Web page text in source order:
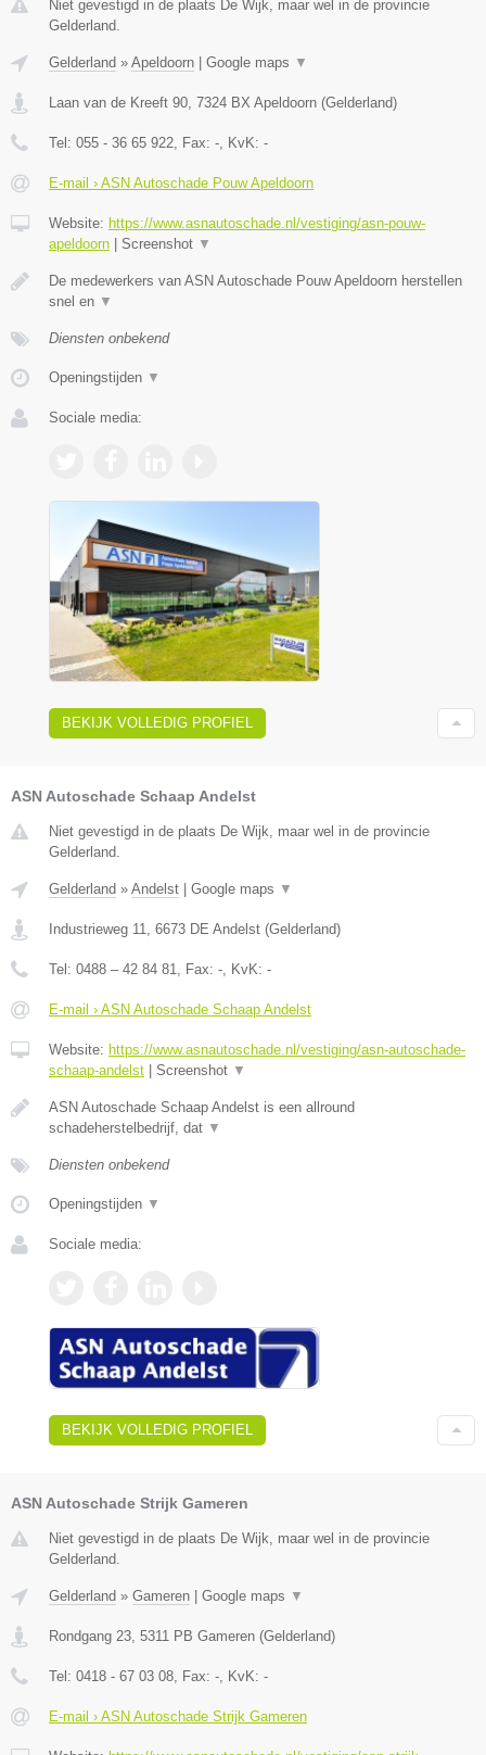
Niet gevestigd in de plaats De Wijk, maar wel in de provincie
Gelderland.
Gelderland » Apeldoorn Google maps ▼
Laan van de Kreeft 90, 7324 BX Apeldoorn (Gelderland)
Tel: 055 - 36 65 922, Fax: -, KvK: -
E-mail › ASN Autoschade Pouw Apeldoorn
Website: https://www.asnautoschade.nl/vestiging/asn-pouw-
apeldoorn
Screenshot ▼
De medewerkers van ASN Autoschade Pouw Apeldoorn herstellen
snel en ▼
Diensten onbekend
Openingstijden ▼
Sociale media:
BEKIJK VOLLEDIG PROFIEL
ASN Autoschade Schaap Andelst
Niet gevestigd in de plaats De Wijk, maar wel in de provincie
Gelderland.
Gelderland » Andelst Google maps ▼
Industrieweg 11 6673 DE Andelst (Gelderland)
Tel: 0488 – 42 84 81 , Fax: - , KvK: -
E-mail › ASN Autoschade Schaap Andelst
Website: https://www.asnautoschade.nl/vestiging/asn-autoschade-
schaap-andelst
Screenshot ▼
ASN Autoschade Schaap Andelst is een allround
schadeherstelbedrijf, dat ▼
Diensten onbekend
Openingstijden ▼
Sociale media:
BEKIJK VOLLEDIG PROFIEL
ASN Autoschade Strijk Gameren
Niet gevestigd in de plaats De Wijk, maar wel in de provincie
Gelderland.
Gelderland » Gameren Google maps ▼
Rondgang 23, 5311 PB Gameren (Gelderland)
Tel: 0418 - 67 03 08, Fax: -, KvK: -
E-mail › ASN Autoschade Strijk Gameren